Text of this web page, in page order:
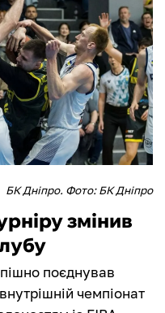
БК Дніпро. Фото: БК Дніпро
змінив
поєднував
чемпіонат